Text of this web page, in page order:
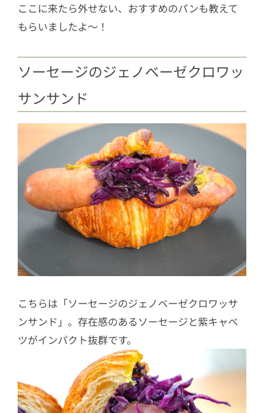
ここに来たら外せない、おすすめのパンも教えて
もらいましたよ〜！
ソーセージのジェノベーゼクロワッ
サンサンド
こちらは「ソーセージのジェノベーゼクロワッサ
ンサンド」。存在感のあるソーセージと紫キャベ
ツがインパクト抜群です。